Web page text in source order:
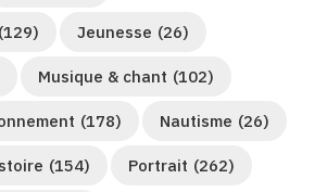
(129) Jeunesse (26)
Musique & chant (102)
(178) Nautisme (26)
(154) Portrait (262)